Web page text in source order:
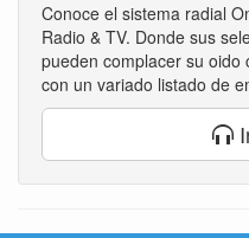
Conoce el sistema radial
Radio & TV. Donde sus
pueden complacer su oido
con un variado listado de